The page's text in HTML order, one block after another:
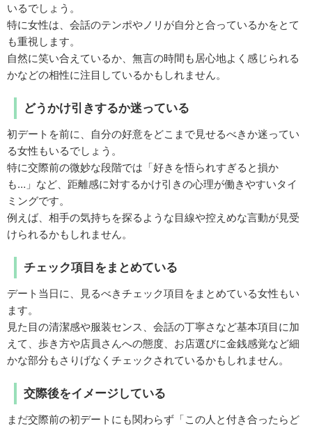
いるでしょう。
特に女性は、会話のテンポやノリが自分と合っているかをとて
も重視します。
自然に笑い合えているか、無言の時間も居心地よく感じられる
かなどの相性に注目しているかもしれません。
どうかけ引きするか迷っている
初デートを前に、自分の好意をどこまで見せるべきか迷ってい
る女性もいるでしょう。
特に交際前の微妙な段階では「好きを悟られすぎると損か
も…」など、距離感に対するかけ引きの心理が働きやすいタイ
ミングです。
例えば、相手の気持ちを探るような目線や控えめな言動が見受
けられるかもしれません。
チェック項目をまとめている
デート当日に、見るべきチェック項目をまとめている女性もい
ます。
見た目の清潔感や服装センス、会話の丁寧さなど基本項目に加
えて、歩き方や店員さんへの態度、お店選びに金銭感覚など細
かな部分もさりげなくチェックされているかもしれません。
交際後をイメージしている
まだ交際前の初デートにも関わらず「この人と付き合ったらど